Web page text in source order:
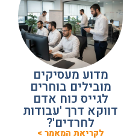
מדוע מעסיקים
מובילים בוחרים
לגייס כוח אדם
דווקא דרך 'עבודות
לחרדים'?
לקריאת המאמר >